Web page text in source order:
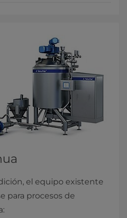
el equipo existente
para procesos de